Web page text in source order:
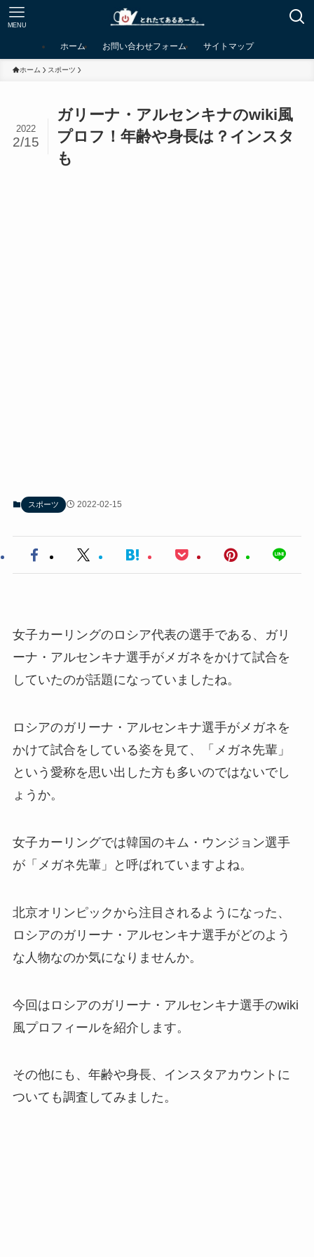
MENU
ホーム お問い合わせフォーム サイトマップ
ホーム スポーツ
ガリーナ・アルセンキナのwiki風
プロフ！年齢や身長は？インスタ
も
2022
2/15
スポーツ 2022-02-15
女子カーリングのロシア代表の選手である、ガリ
ーナ・アルセンキナ選手がメガネをかけて試合を
していたのが話題になっていましたね。
ロシアのガリーナ・アルセンキナ選手がメガネを
かけて試合をしている姿を見て、「メガネ先輩」
という愛称を思い出した方も多いのではないでし
ょうか。
女子カーリングでは韓国のキム・ウンジョン選手
が「メガネ先輩」と呼ばれていますよね。
北京オリンピックから注目されるようになった、
ロシアのガリーナ・アルセンキナ選手がどのよう
な人物なのか気になりませんか。
今回はロシアのガリーナ・アルセンキナ選手のwiki
風プロフィールを紹介します。
その他にも、年齢や身長、インスタアカウントに
ついても調査してみました。